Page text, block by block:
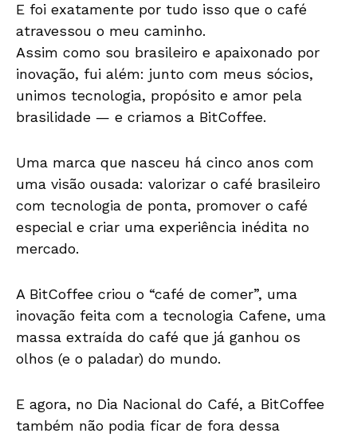
E foi exatamente por tudo isso que o café
atravessou o meu caminho.
Assim como sou brasileiro e apaixonado por
inovação, fui além: junto com meus sócios,
unimos tecnologia, propósito e amor pela
brasilidade — e criamos a BitCoffee.
Uma marca que nasceu há cinco anos com
uma visão ousada: valorizar o café brasileiro
com tecnologia de ponta, promover o café
especial e criar uma experiência inédita no
mercado.
A BitCoffee criou o “café de comer”, uma
inovação feita com a tecnologia Cafene, uma
massa extraída do café que já ganhou os
olhos (e o paladar) do mundo.
E agora, no Dia Nacional do Café, a BitCoffee
também não podia ficar de fora dessa